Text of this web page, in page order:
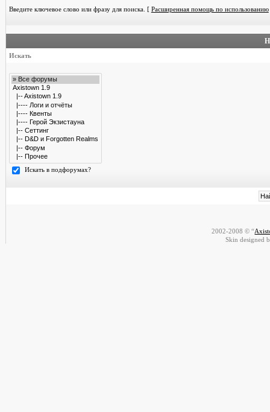
Введите ключевое слово или фразу для поиска. [ Расширенная помощь по использованию
Искать
Искать в подфорумах?
2002-2008 © “
Skin designed